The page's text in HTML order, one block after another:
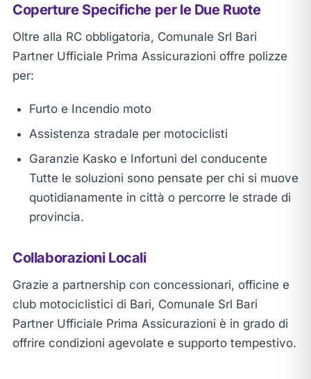
Coperture Specifiche per le Due Ruote
Oltre alla RC obbligatoria, Comunale Srl Bari
Partner Ufficiale Prima Assicurazioni offre polizze
per:
Furto e Incendio moto
Assistenza stradale per motociclisti
Garanzie Kasko e Infortuni del conducente
Tutte le soluzioni sono pensate per chi si muove
quotidianamente in città o percorre le strade di
provincia.
Collaborazioni Locali
Grazie a partnership con concessionari, officine e
club motociclistici di Bari, Comunale Srl Bari
Partner Ufficiale Prima Assicurazioni è in grado di
offrire condizioni agevolate e supporto tempestivo.